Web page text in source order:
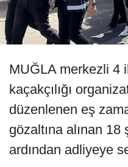
MUĞLA merkezli 4
kaçakçılığı
düzenlenen eş
gözaltına alınan
ardından adliyeye